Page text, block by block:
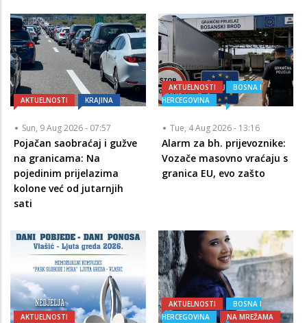
AKTUELNOSTI KRAJINA
Sun, 9 Aug 2026 - 07:57
Pojačan saobraćaj i gužve
na granicama: Na
pojedinim prijelazima
kolone već od jutarnjih
sati
AKTUELNOSTI
BOSNA I
HERCEGOVINA
Tue, 4 Aug 2026 - 13:16
Alarm za bh. prijevoznike:
Vozače masovno vraćaju s
granica EU, evo zašto
AKTUELNOSTI
AKTUELNOSTI
BOSNA I
HERCEGOVINA
NA MREŽAMA